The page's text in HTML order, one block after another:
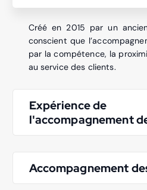
Créé en 2015 par un
conscient que
par la compétence, la
au service des clients.
Expérience de
l'accompagnement
Accompagnement